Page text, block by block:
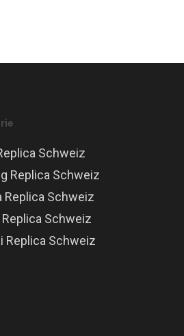
Schweiz
Replica Schweiz
Replica Schweiz
Schweiz
Replica Schweiz